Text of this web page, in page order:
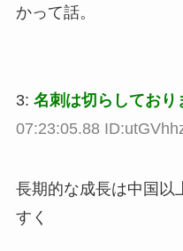
かって話。
3: 名刺は切らしており
07:23:05.88
長期的な成長は中国以
すく